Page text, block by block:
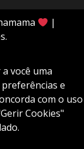
|
você uma
e
com o uso
Cookies"